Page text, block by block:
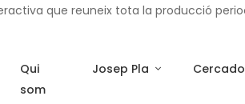
que reuneix tota la producció
Qui
som
Josep Pla